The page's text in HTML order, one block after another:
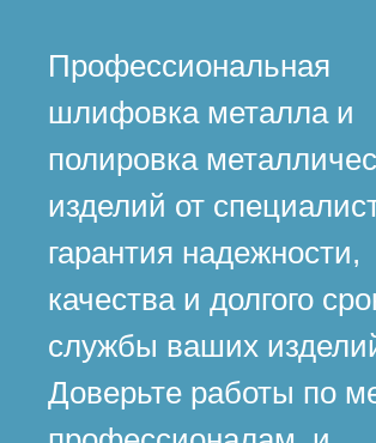
Профессиональная
шлифовка металла и
полировка
изделий от
гарантия надежности,
качества и долгого
службы ваших
Доверьте работы по